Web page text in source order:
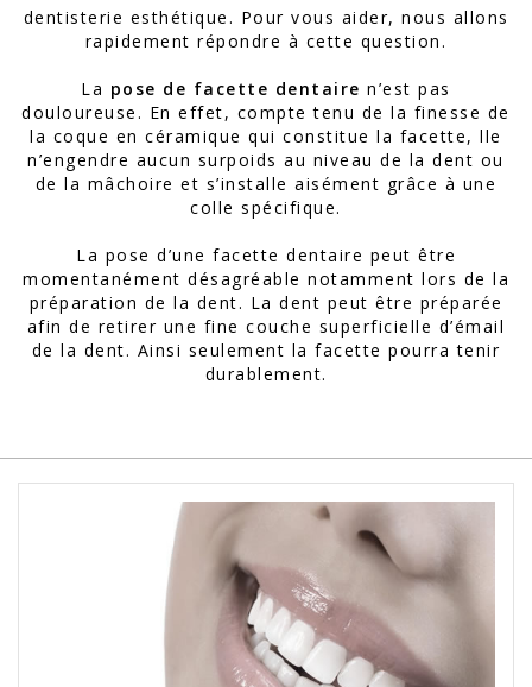
dentisterie esthétique. Pour vous aider, nous allons
rapidement répondre à cette question.
La pose de facette dentaire n’est pas
douloureuse. En effet, compte tenu de la finesse de
la coque en céramique qui constitue la facette, lle
n’engendre aucun surpoids au niveau de la dent ou
de la mâchoire et s’installe aisément grâce à une
colle spécifique.
La pose d’une facette dentaire peut être
momentanément désagréable notamment lors de la
préparation de la dent. La dent peut être préparée
afin de retirer une fine couche superficielle d’émail
de la dent. Ainsi seulement la facette pourra tenir
durablement.